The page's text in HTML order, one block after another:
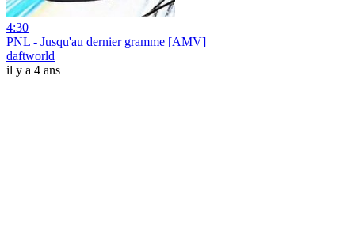
4:30
PNL - Jusqu'au dernier gramme [AMV]
daftworld
il y a 4 ans